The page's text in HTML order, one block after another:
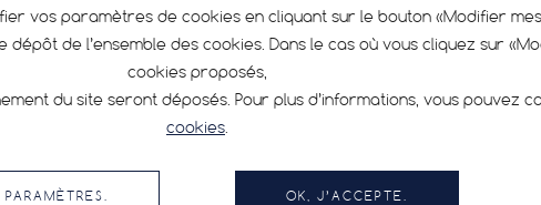
vos paramètres de cookies en cliquant sur le bouton «Modifier
dépôt de l’ensemble des cookies. Dans le cas où vous cliquez sur
cookies proposés,
du site seront déposés. Pour plus d’informations, vous pouvez
cookies.
OK, J’ACCEPTE.